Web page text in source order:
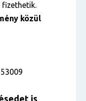
fizethetik.
közül
is